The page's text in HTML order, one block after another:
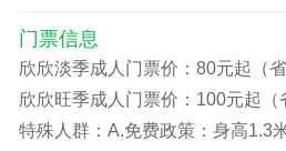
门票信息
欣欣淡季成人门票价：80元起（省
欣欣旺季成人门票价：100元起（
特殊人群：A.免费政策：身高1.3